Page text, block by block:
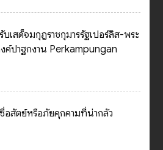
เสด็จมกุฎราชกุมารรัฐเปอร์ลิส-พระ
ค์ปาฐกงาน Perkampungan
อสัตย์หรือภัยคุกคามที่น่ากลัว